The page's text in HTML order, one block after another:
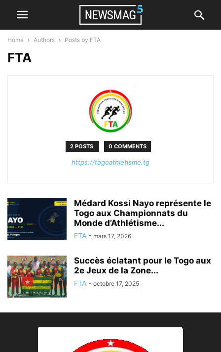
Home Authors Posts by FTA
FTA
2 POSTS 0 COMMENTS
https://togoathletisme.tg
Médard Kossi Nayo représente le
Togo aux Championnats du
Monde d’Athlétisme...
FTA - mars 17, 2026
Succès éclatant pour le Togo aux
2e Jeux de la Zone...
FTA - octobre 17, 2025